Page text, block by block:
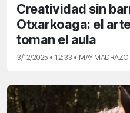
Creatividad sin
Otxarkoaga: el
toman el aula
3/12/2025 • 12:33 • MAY MADRAZO